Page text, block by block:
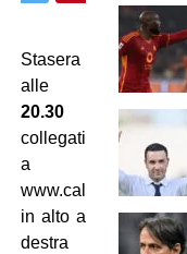
Stasera
alle
20.30
collegati
a
www.calcissimo.com,
in alto a
destra